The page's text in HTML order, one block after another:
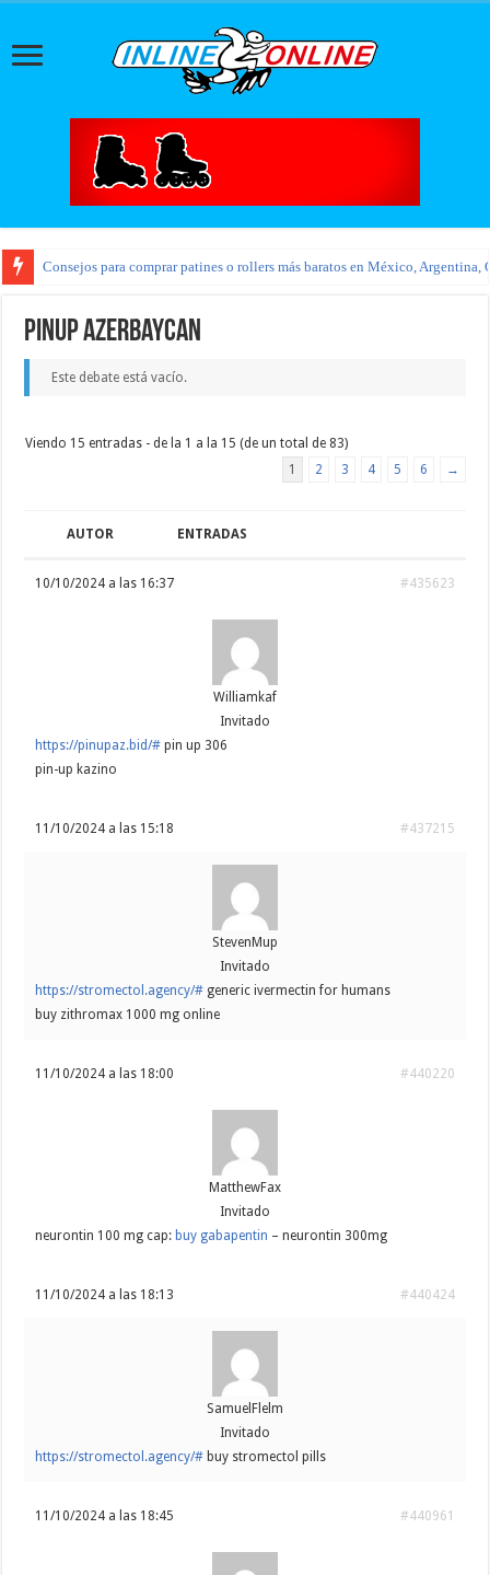
Consejos para comprar patines o rollers más baratos en México, Argentina,
pinup azerbaycan
Este debate está vacío.
Viendo 15 entradas - de la 1 a la 15 (de un total de 83)
1
2 3 4 5 6 →
AUTOR ENTRADAS
10/10/2024 a las 16:37 #435623
Williamkaf
Invitado
https://pinupaz.bid/# pin up 306
pin-up kazino
11/10/2024 a las 15:18 #437215
StevenMup
Invitado
https://stromectol.agency/# generic ivermectin for humans
buy zithromax 1000 mg online
11/10/2024 a las 18:00 #440220
MatthewFax
Invitado
neurontin 100 mg cap: buy gabapentin – neurontin 300mg
11/10/2024 a las 18:13 #440424
SamuelFlelm
Invitado
https://stromectol.agency/# buy stromectol pills
11/10/2024 a las 18:45 #440961